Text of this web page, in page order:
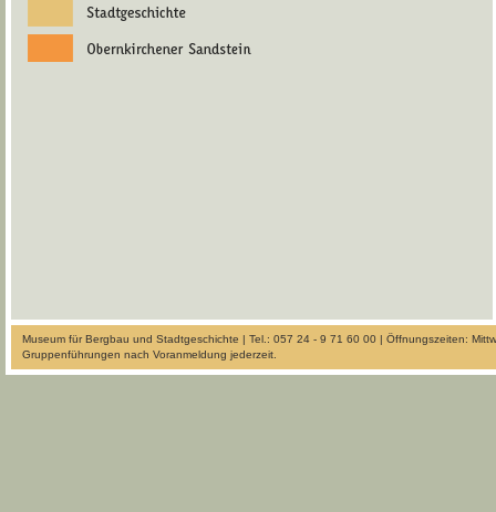
Museum für Bergbau und Stadtgeschichte | Tel.: 057 24 - 9 71 60 00 | Öffnungszeiten:
Gruppenführungen nach Voranmeldung jederzeit.